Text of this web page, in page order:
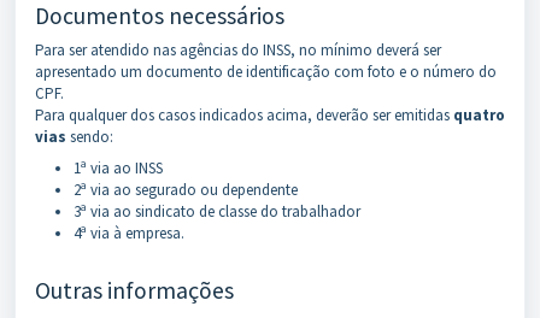
Documentos necessários
Para ser atendido nas agências do INSS, no mínimo deverá ser
apresentado um documento de identificação com foto e o número do
CPF.
Para qualquer dos casos indicados acima, deverão ser emitidas quatro
vias sendo:
1ª via ao INSS
2ª via ao segurado ou dependente
3ª via ao sindicato de classe do trabalhador
4ª via à empresa.
Outras informações